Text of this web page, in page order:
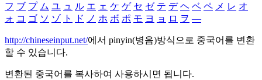
フ ブ プ ム ユ ュ ル エ ェ ケ ゲ セ ゼ テ デ ヘ ベ ペ メ レ オ
ォ コ ゴ ソ ゾ ト ド ノ ホ ボ ポ モ ヨ ョ ロ ヲ ―
http://chineseinput.net/에서 pinyin(병음)방식으로 중국어를 변환
할 수 있습니다.
변환된 중국어를 복사하여 사용하시면 됩니다.